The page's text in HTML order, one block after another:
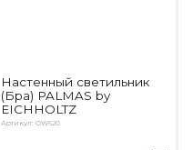
Настенный светильник
(Бра) PALMAS by
EICHHOLTZ
Артикул: OW620